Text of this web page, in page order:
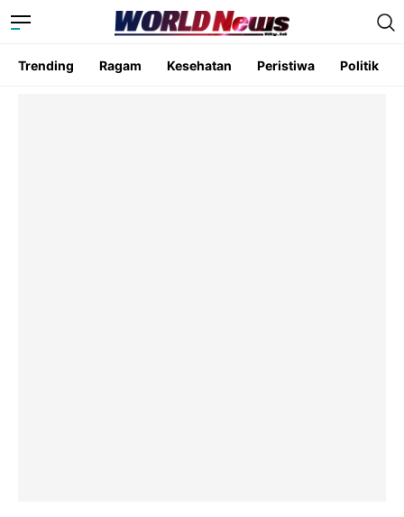
Trending Ragam Kesehatan Peristiwa Politik